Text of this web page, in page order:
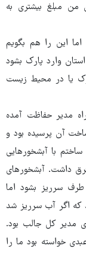
مبلغ بیشتری به
این را هم بگویم
وارد پارک بشود
یا در محیط زیست
مدیر حفاظت آمده
آن پرسیده بود و
با آبشخورهایی
داشت. آبشخورهای
سرریز بشود اما
که اگر آب سرریز شد
مدیر کل جالب بود.
خواسته بود ما را